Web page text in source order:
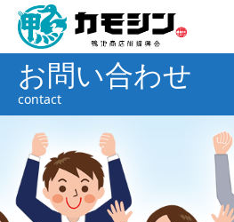
お問い合わせ
contact